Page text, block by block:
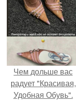
Чем дольше вас
радует "Красивая,
Удобная Обувь".